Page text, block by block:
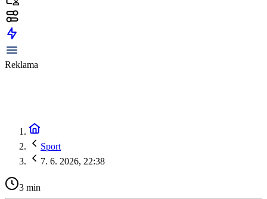
Reklama
Sport
7. 6. 2026, 22:38
3 min